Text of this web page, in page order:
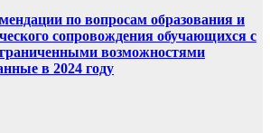
по вопросам образования и
сопровождения обучающихся с
возможностями
в 2024 году